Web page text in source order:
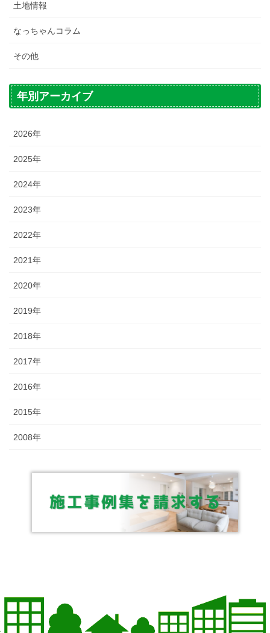
土地情報
なっちゃんコラム
その他
年別アーカイブ
2026年
2025年
2024年
2023年
2022年
2021年
2020年
2019年
2018年
2017年
2016年
2015年
2008年